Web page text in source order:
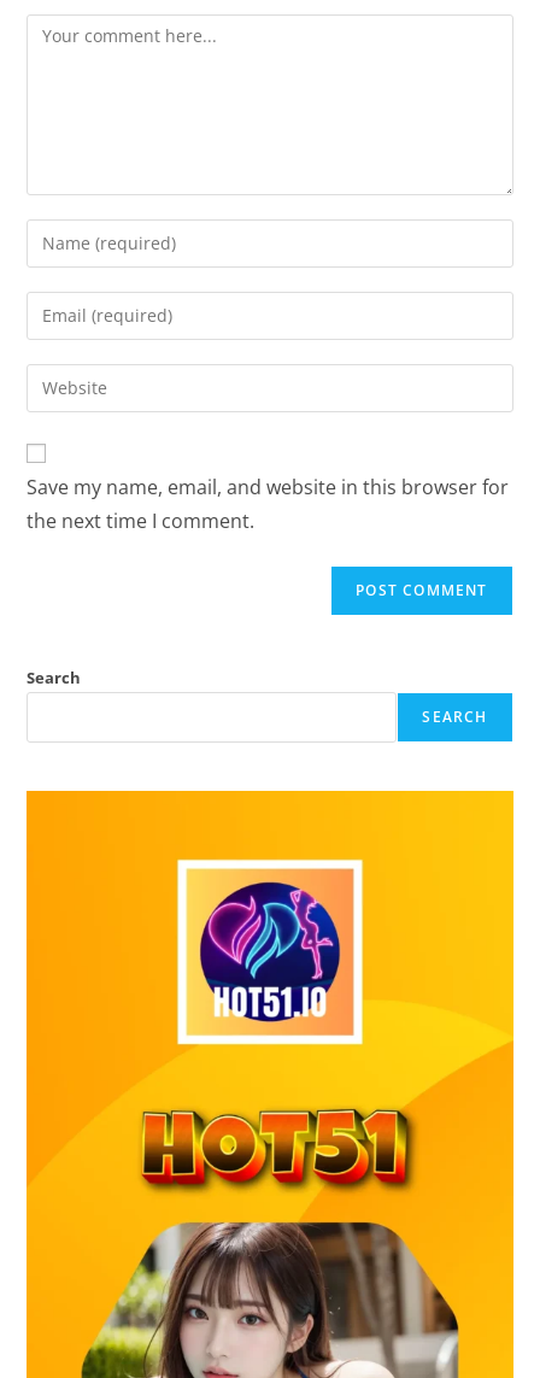
Comment
Enter
your
name
comment
Enter
your
email
address
Enter
your
URL
(optional)
Save my name, email, and website in this browser for
the next time I comment.
Search
SEARCH